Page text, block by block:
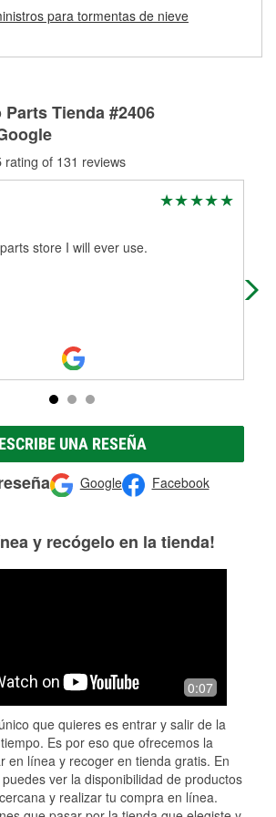
el Programa de Préstamo de
o discos para determinar si pueden
seguridad. Si tus tambores o discos no
correctas para tu reparación.
para tormentas de nieve
Tienda #2406
rating of 131 reviews
store I will ever use.
ESCRIBE UNA RESEÑA
Google Facebook
y recógelo en la tienda!
0:07
que quieres es entrar y salir de la
Es por eso que ofrecemos la
en línea y recoger en tienda gratis. En
ver la disponibilidad de productos
y realizar tu compra en línea.